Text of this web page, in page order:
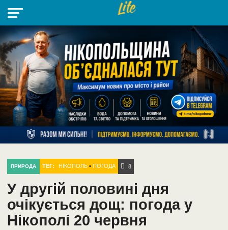
НІКОПОЛЬ
РАЙОН
СІЧЕСЛАВСЬКА
УКРАЇНА
РЕТРО
НІКОПОЛЬ
ЛАЙТ
УКРАЇНА
ДОПОМОГА
РАДІО
ПРИРОДА ТЕГ: НІКОПОЛЬ• ПОГОДА 8
У другій половині дня
очікується дощ: погода у
Нікополі 20 червня